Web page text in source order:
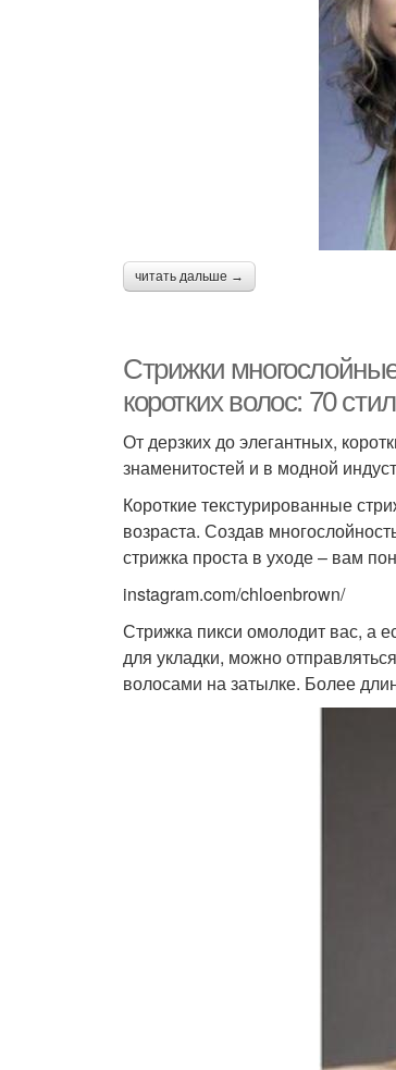
читать дальше →
Стрижки
коротких волос: 70
От дерзких до элегантных,
знаменитостей и в модной
Короткие текстурированные
возраста. Создав
стрижка проста в уходе – вам
instagram.com/chloenbrown/
Стрижка пикси омолодит вас, а
для укладки, можно
волосами на затылке. Более